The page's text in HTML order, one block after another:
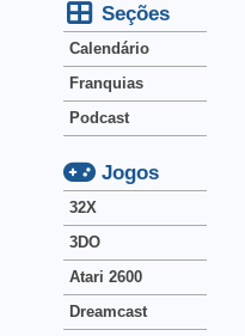
Seções
Calendário
Franquias
Podcast
Jogos
32X
3DO
Atari 2600
Dreamcast